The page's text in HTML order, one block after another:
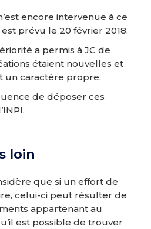
encore intervenue à ce
prévu le 20 février 2018.
a permis à JC de
étaient nouvelles et
un caractère propre.
de déposer ces
loin
que si un effort de
celui-ci peut résulter de
appartenant au
est possible de trouver